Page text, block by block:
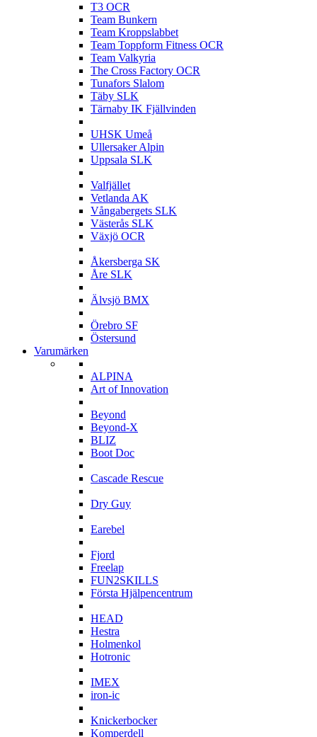
T3 OCR
Team Bunkern
Team Kroppslabbet
Team Toppform Fitness OCR
Team Valkyria
The Cross Factory OCR
Tunafors Slalom
Täby SLK
Tärnaby IK Fjällvinden
UHSK Umeå
Ullersaker Alpin
Uppsala SLK
Valfjället
Vetlanda AK
Vångabergets SLK
Västerås SLK
Växjö OCR
Åkersberga SK
Åre SLK
Älvsjö BMX
Örebro SF
Östersund
Varumärken
ALPINA
Art of Innovation
Beyond
Beyond-X
BLIZ
Boot Doc
Cascade Rescue
Dry Guy
Earebel
Fjord
Freelap
FUN2SKILLS
Första Hjälpencentrum
HEAD
Hestra
Holmenkol
Hotronic
IMEX
iron-ic
Knickerbocker
Komperdell